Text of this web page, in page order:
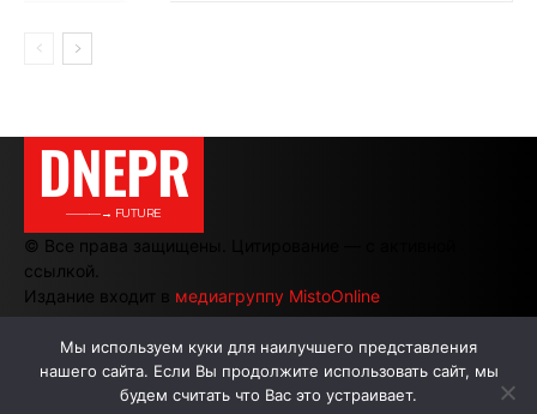
DNEPR
———→ FUTURE
© Все права защищены. Цитирование — с активной
ссылкой.
Издание входит в медиагруппу MistoOnline
АВТОРЫ РЕКЛАМА НА САЙТЕ
Мы используем куки для наилучшего представления
нашего сайта. Если Вы продолжите использовать сайт, мы
будем считать что Вас это устраивает.